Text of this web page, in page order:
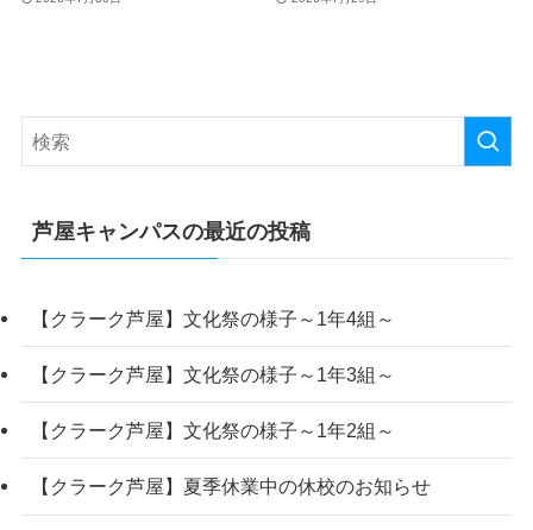
芦屋キャンパスの最近の投稿
【クラーク芦屋】文化祭の様子～1年4組～
【クラーク芦屋】文化祭の様子～1年3組～
【クラーク芦屋】文化祭の様子～1年2組～
【クラーク芦屋】夏季休業中の休校のお知らせ